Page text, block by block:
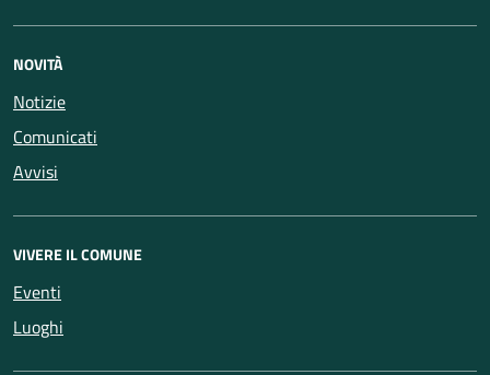
NOVITÀ
Notizie
Comunicati
Avvisi
VIVERE IL COMUNE
Eventi
Luoghi